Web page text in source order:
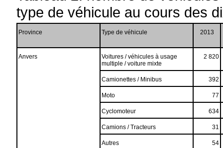
type de véhicule au cours des
Province Type de véhicule 2013
Anvers
Voitures / véhicules à usage
multiple / voiture mixte
2 820
Camionettes / Minibus 392
Moto 77
Cyclomoteur 634
Camions / Tracteurs 31
Autres 54